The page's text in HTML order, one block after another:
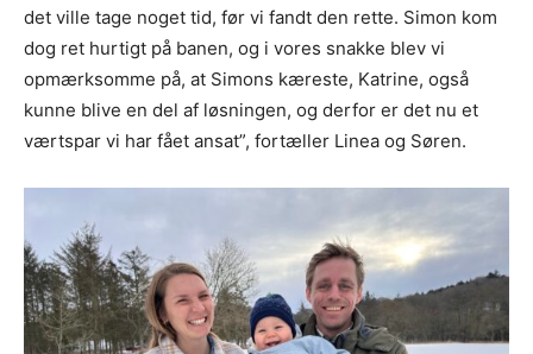
det ville tage noget tid, før vi fandt den rette. Simon kom
dog ret hurtigt på banen, og i vores snakke blev vi
opmærksomme på, at Simons kæreste, Katrine, også
kunne blive en del af løsningen, og derfor er det nu et
værtspar vi har fået ansat”, fortæller Linea og Søren.